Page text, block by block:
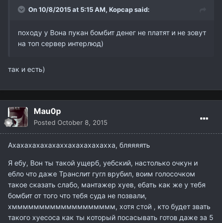
On 10/8/2015 at 5:15 AM, Kopcapsaid:
походу у Вона пукан бомбит денег не платят и не зовут
на топ сервер интерлюд)
так и есть)
Mau0p
Posted October 8, 2015
Ахахахахахахаххахахахахахха, бляяяять
Я ебу, Вон ты такой ущерб, уебский, настолько очкун и
ебло что даже Транслит гугл врубил, воим голосочком
такое сказать слабо, мантажер хуев, ебать как же у тебя
бомбит от того что тебя суда не позвали,
хммммммммммммммммммм, хотя стой , кто будет звать
такого хуесоса как ты который посасывать готов даже за 5